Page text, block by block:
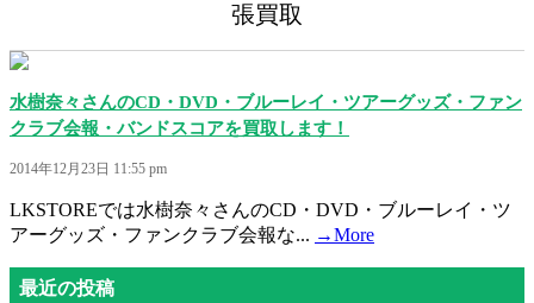
張買取
水樹奈々さんのCD・DVD・ブルーレイ・ツアーグッズ・ファン
クラブ会報・バンドスコアを買取します！
2014年12月23日 11:55 pm
LKSTOREでは水樹奈々さんのCD・DVD・ブルーレイ・ツ
アーグッズ・ファンクラブ会報な... →More
最近の投稿